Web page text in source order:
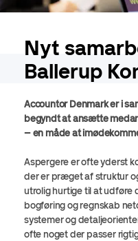
Nyt
Ballerup
Accountor Denmark er i
begyndt at ansætte
– en måde at
Aspergere er ofte yderst
der er præget af struktur
utrolig hurtige til at udføre
bogføring og regnskab
systemer og
ofte noget der passer